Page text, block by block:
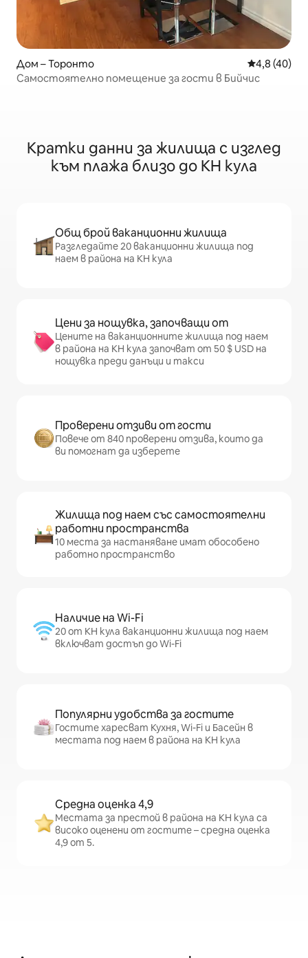
Дом – Торонто Средна
4,8 (40)
Самостоятелно помещение за гости в Бийчис
Кратки данни за жилища с изглед
към плажа близо до КН кула
Общ брой ваканционни жилища
Разгледайте 20 ваканционни жилища под
наем в района на КН кула
Цени за нощувка, започващи от
Цените на ваканционните жилища под наем
в района на КН кула започват от 50 $ USD на
нощувка преди данъци и такси
Проверени отзиви от гости
Повече от 840 проверени отзива, които да
ви помогнат да изберете
Жилища под наем със самостоятелни
работни пространства
10 места за настаняване имат обособено
работно пространство
Наличие на Wi-Fi
20 от КН кула ваканционни жилища под наем
включват достъп до Wi-Fi
Популярни удобства за гостите
Гостите харесват Кухня, Wi-Fi и Басейн в
местата под наем в района на КН кула
Средна оценка 4,9
Местата за престой в района на КН кула са
високо оценени от гостите – средна оценка
4,9 от 5.